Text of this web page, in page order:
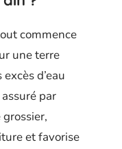
commence
une terre
d’eau
par
et favorise